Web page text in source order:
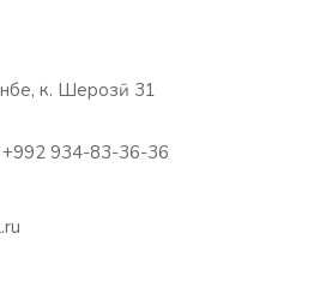
к. Шерозӣ 31
934-83-36-36